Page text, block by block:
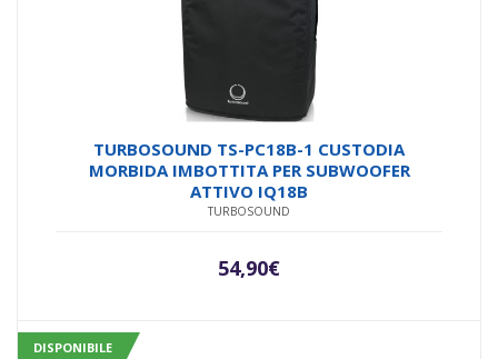
TURBOSOUND TS-PC18B-1 CUSTODIA
MORBIDA IMBOTTITA PER SUBWOOFER
ATTIVO IQ18B
TURBOSOUND
54,90€
DISPONIBILE